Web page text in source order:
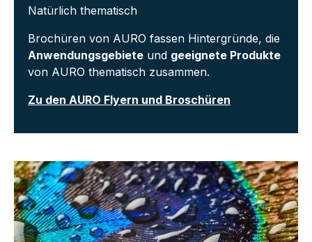
Natürlich thematisch
Brochüren von AURO fassen Hintergründe, die
Anwendungsgebiete und geeignete Produkte
von AURO thematisch zusammen.
Zu den AURO Flyern und Broschüren